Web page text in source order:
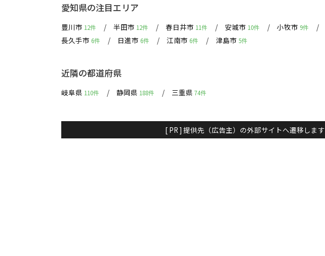
愛知県の注目エリア
豊川市 12件 半田市 12件 春日井市 11件 安城市 10件 小牧市 9件
長久手市 6件 日進市 6件 江南市 6件 津島市 5件
近隣の都道府県
岐阜県 110件 静岡県 188件 三重県 74件
[ PR ] 提供先（広告主）の外部サイトへ遷移します